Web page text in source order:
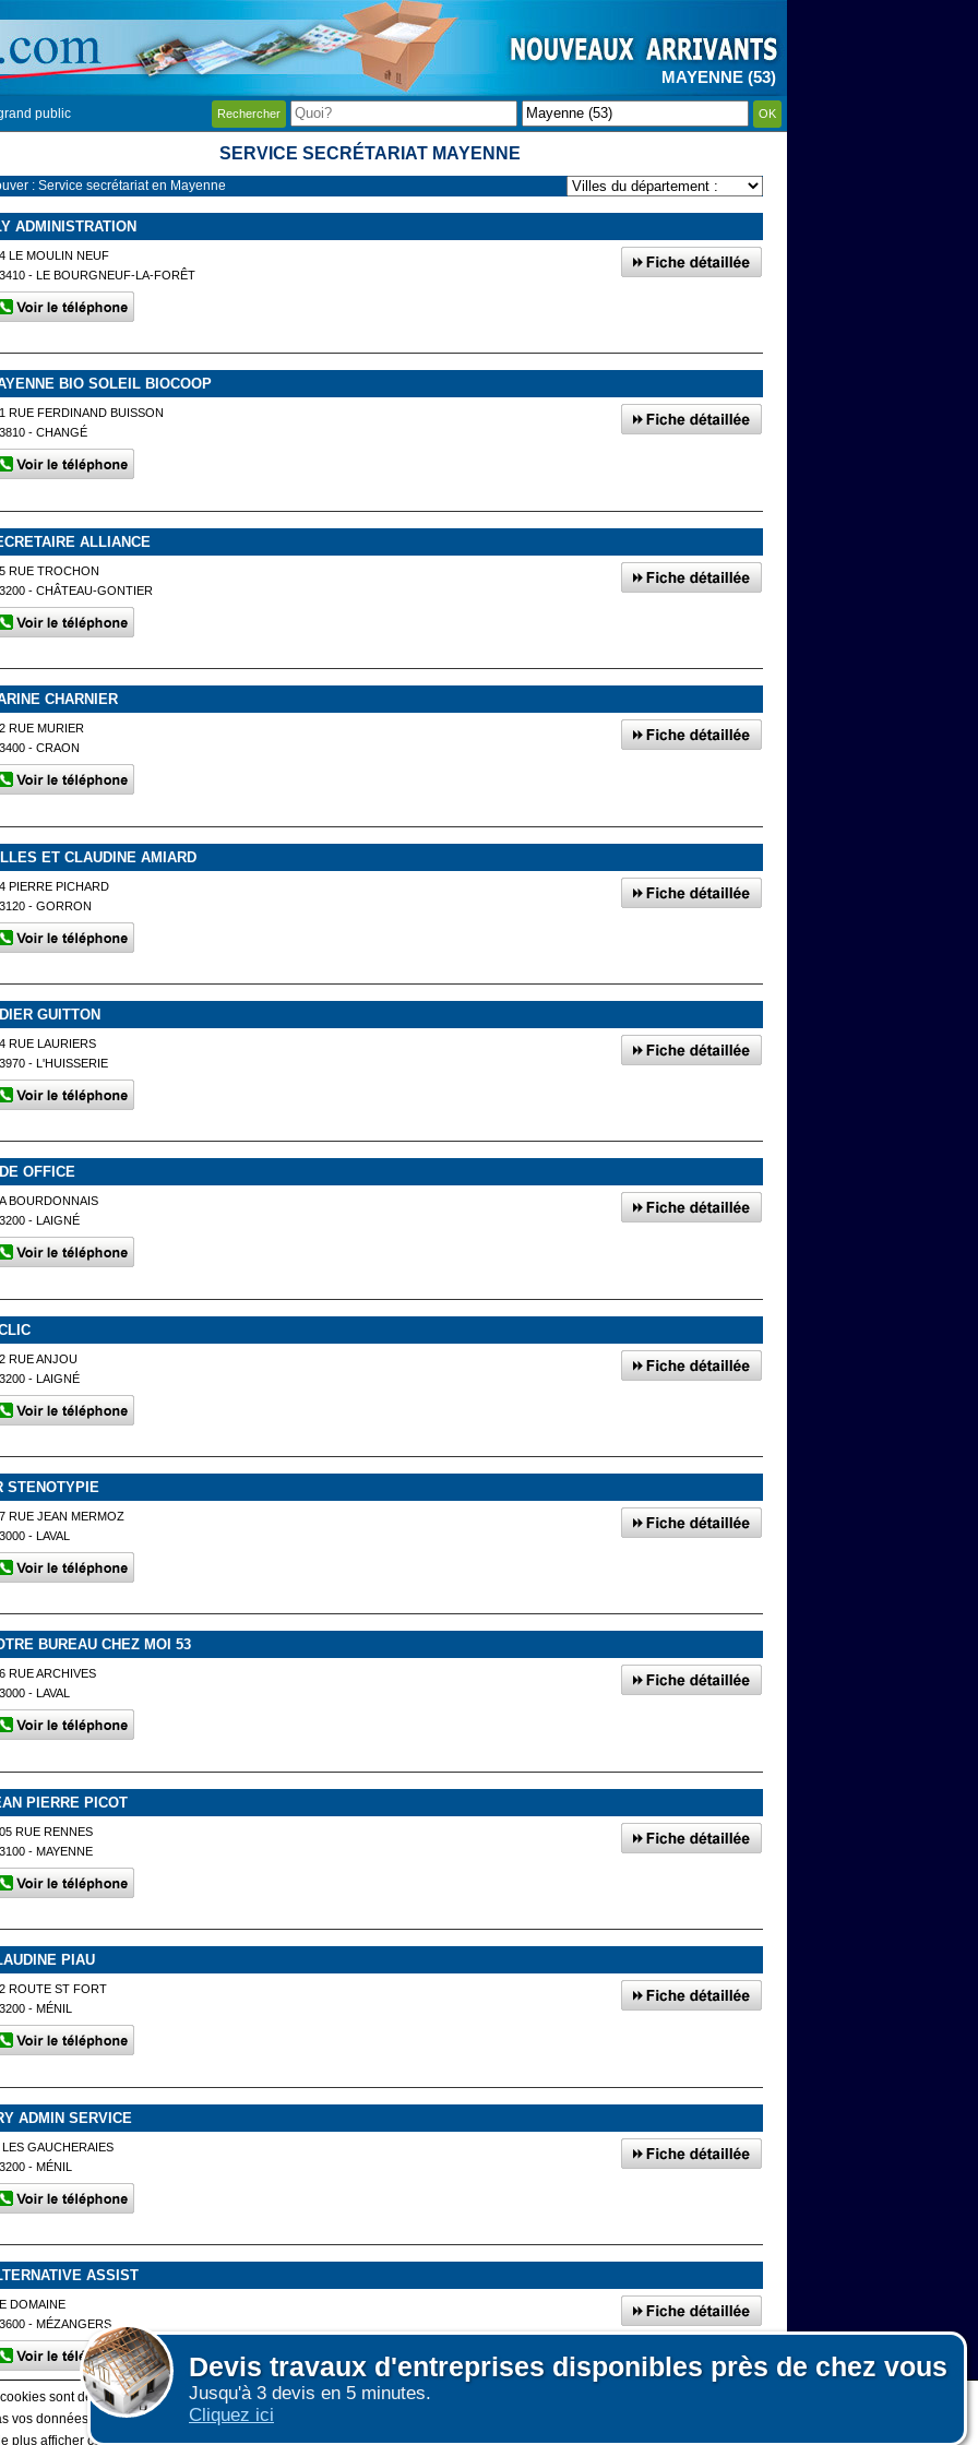
MAYENNE (53)
public Rechercher OK
SERVICE SECRÉTARIAT MAYENNE
Devis travaux d'entreprises disponibles près de chez vous
Jusqu'à 3 devis en 5 minutes.
Cliquez ici
: Service secrétariat en Mayenne
ADMINISTRATION
LE MOULIN NEUF
- LE BOURGNEUF-LA-FORÊT
BIO SOLEIL BIOCOOP
RUE FERDINAND BUISSON
- CHANGÉ
ALLIANCE
RUE TROCHON
- CHÂTEAU-GONTIER
CHARNIER
RUE MURIER
- CRAON
ET CLAUDINE AMIARD
PIERRE PICHARD
- GORRON
GUITTON
RUE LAURIERS
- L'HUISSERIE
OFFICE
LA BOURDONNAIS
- LAIGNÉ
RUE ANJOU
- LAIGNÉ
STENOTYPIE
RUE JEAN MERMOZ
- LAVAL
BUREAU CHEZ MOI 53
RUE ARCHIVES
- LAVAL
PIERRE PICOT
RUE RENNES
- MAYENNE
PIAU
ROUTE ST FORT
- MÉNIL
ADMIN SERVICE
LES GAUCHERAIES
- MÉNIL
ASSIST
DOMAINE
- MÉZANGERS
sont déposés sur votre terminal. Ces cookies sont utilisés pour la navigation, le fonctionnement du site et les mesures d'audience pour l'éditeur.
vos données personnelles au travers des cookies à des fins publicitaires ni pour nous ni pour des tiers.
plus afficher ce message(vous pouvez toujours consulter notre politique de cookies sur le lien en bas de page)